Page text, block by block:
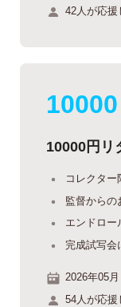
42人が応援
10000
10000円リ
コレクタ
監督からの
エンドロー
完成試写会
2026年05
54人が応援